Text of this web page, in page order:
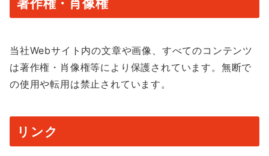
当社Webサイト内の文章や画像、すべてのコンテンツ
は著作権・肖像権等により保護されています。無断で
の使用や転用は禁止されています。
リンク